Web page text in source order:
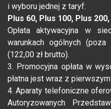
i wyboru jednej z taryf:
Plus 60, Plus 100, Plus
Opłata aktywacyjna w
warunkach ogólnych
(122,00 zł brutto).
3. Promocyjna opłata w
płatna jest wraz z
4. Aparaty telefoniczne
Autoryzowanych